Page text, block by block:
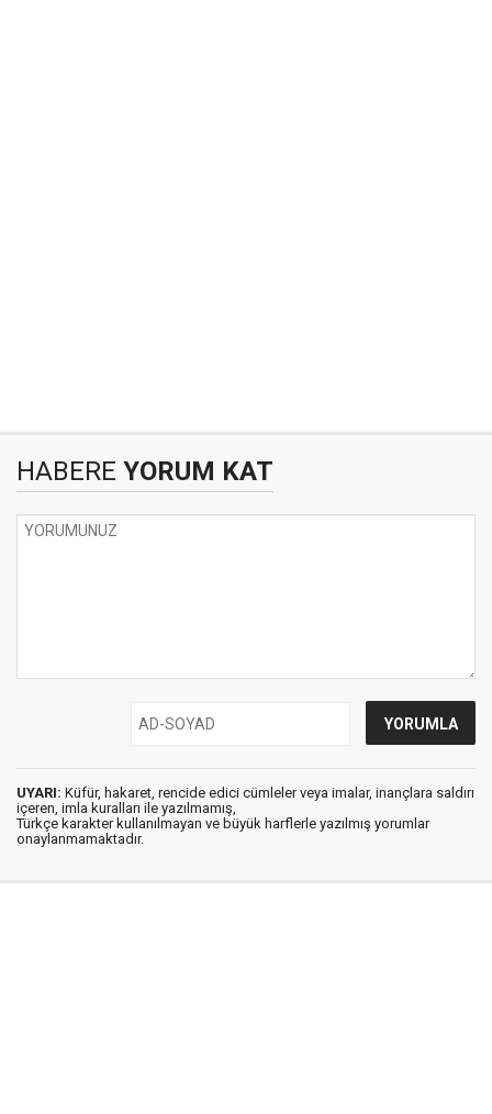
HABERE YORUM KAT
UYARI: Küfür, hakaret, rencide edici cümleler veya imalar, inançlara saldırı
içeren, imla kuralları ile yazılmamış,
Türkçe karakter kullanılmayan ve büyük harflerle yazılmış yorumlar
onaylanmamaktadır.